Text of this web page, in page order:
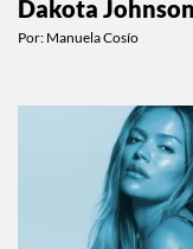
Dakota
Por: Manuela Cosío